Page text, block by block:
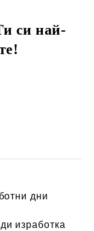
си най-
дни
изработка